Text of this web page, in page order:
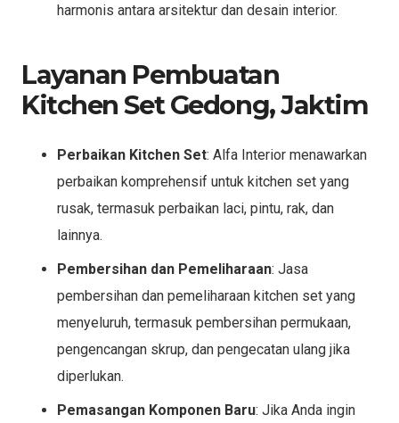
harmonis antara arsitektur dan desain interior.
Layanan Pembuatan
Kitchen Set Gedong, Jaktim
Perbaikan Kitchen Set: Alfa Interior menawarkan
perbaikan komprehensif untuk kitchen set yang
rusak, termasuk perbaikan laci, pintu, rak, dan
lainnya.
Pembersihan dan Pemeliharaan: Jasa
pembersihan dan pemeliharaan kitchen set yang
menyeluruh, termasuk pembersihan permukaan,
pengencangan skrup, dan pengecatan ulang jika
diperlukan.
Pemasangan Komponen Baru: Jika Anda ingin